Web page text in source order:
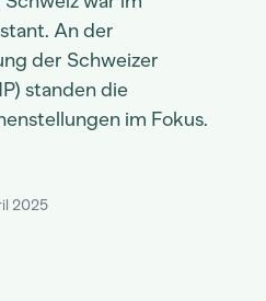
An der
der Schweizer
standen die
im Fokus.
2025